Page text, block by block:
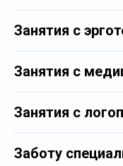
Занятия с
Занятия с
Занятия с
Заботу